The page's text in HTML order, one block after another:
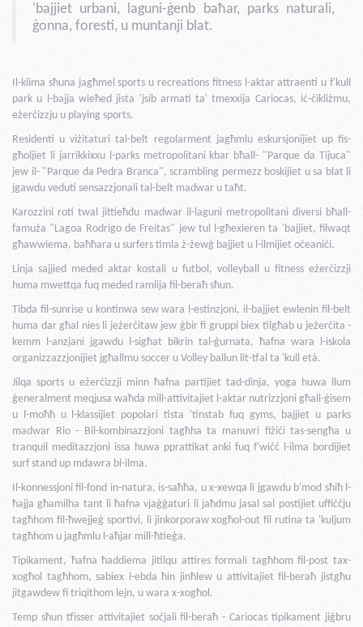
'bajjiet urbani, laguni-ġenb baħar, parks naturali,
ġonna, foresti, u muntanji blat.
Il-klima sħuna jagħmel sports u recreations fitness l-aktar attraenti u f'kull
park u l-bajja wieħed jista 'jsib armati ta' tmexxija Cariocas, iċ-ċikliżmu,
eżerċizzju u playing sports.
Residenti u viżitaturi tal-belt regolarment jagħmlu eskursjonijiet up fis-
għoljiet li jarrikkixxu l-parks metropolitani kbar bħall- "Parque da Tijuca"
jew il- "Parque da Pedra Branca", scrambling permezz boskijiet u sa blat li
jgawdu veduti sensazzjonali tal-belt madwar u taħt.
Karozzini roti twal jittieħdu madwar il-laguni metropolitani diversi bħall-
famuża "Lagoa Rodrigo de Freitas" jew tul l-għexieren ta 'bajjiet, filwaqt
għawwiema, baħħara u surfers timla ż-żewġ bajjiet u l-ilmijiet oċeaniċi.
Linja sajjied meded aktar kostali u futbol, volleyball u fitness eżerċizzji
huma mwettqa fuq meded ramlija fil-beraħ sħun.
Tibda fil-sunrise u kontinwa sew wara l-estinzjoni, il-bajjiet ewlenin fil-belt
huma dar għal nies li jeżerċitaw jew ġbir fi gruppi biex tilgħab u jeżerċita -
kemm l-anzjani jgawdu l-sigħat bikrin tal-ġurnata, ħafna wara l-iskola
organizzazzjonijiet jgħallmu soccer u Volley ballun lit-tfal ta 'kull età.
Jilqa sports u eżerċizzji minn ħafna partijiet tad-dinja, yoga huwa llum
ġeneralment meqjusa waħda mill-attivitajiet l-aktar nutrizzjoni għall-ġisem
u l-moħħ u l-klassijiet popolari tista 'tinstab fuq gyms, bajjiet u parks
madwar Rio - Bil-kombinazzjoni tagħha ta manuvri fiżiċi tas-sengħa u
tranquil meditazzjoni issa huwa pprattikat anki fuq f'wiċċ l-ilma bordijiet
surf stand up mdawra bl-ilma.
Il-konnessjoni fil-fond in-natura, is-saħħa, u x-xewqa li jgawdu b'mod sħiħ l-
ħajja għamilha tant li ħafna vjaġġaturi li jaħdmu jasal sal postijiet uffiċċju
tagħhom fil-ħwejjeġ sportivi, li jinkorporaw xogħol-out fil rutina ta 'kuljum
tagħhom u jagħmlu l-aħjar mill-ħtieġa.
Tipikament, ħafna ħaddiema jitilqu attires formali tagħhom fil-post tax-
xogħol tagħhom, sabiex l-ebda ħin jinħlew u attivitajiet fil-beraħ jistgħu
jitgawdew fi triqithom lejn, u wara x-xogħol.
Temp sħun tfisser attivitajiet soċjali fil-beraħ - Cariocas tipikament jiġbru